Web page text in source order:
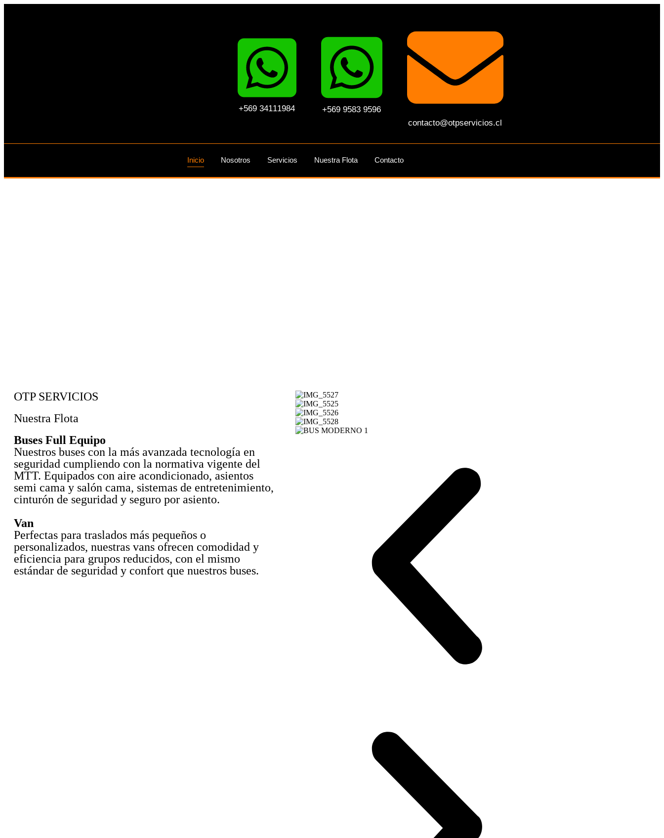
+569 34111984
+569 9583 9596
contacto@otpservicios.cl
Inicio Nosotros Servicios Nuestra Flota Contacto
OTP SERVICIOS
Nuestra Flota
Buses Full Equipo
Nuestros buses con la más avanzada tecnología en
seguridad cumpliendo con la normativa vigente del
MTT. Equipados con aire acondicionado, asientos
semi cama y salón cama, sistemas de entretenimiento,
cinturón de seguridad y seguro por asiento.
Van
Perfectas para traslados más pequeños o
personalizados, nuestras vans ofrecen comodidad y
eficiencia para grupos reducidos, con el mismo
estándar de seguridad y confort que nuestros buses.